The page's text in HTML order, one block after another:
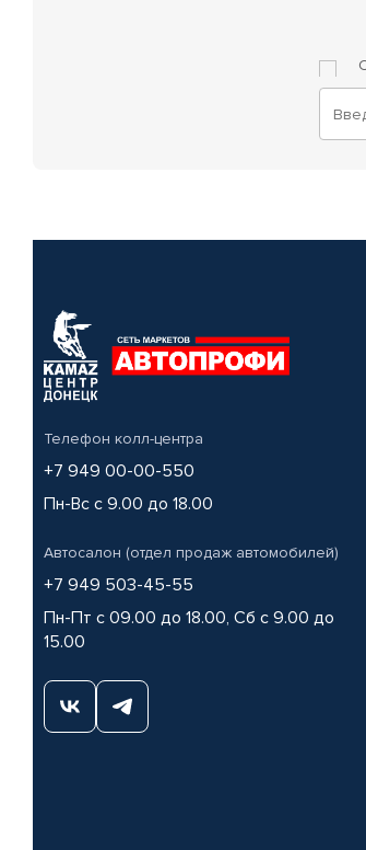
Телефон колл-центра
+7 949 00-00-550
Пн-Вс с 9.00 до 18.00
Автосалон (отдел продаж автомобилей)
+7 949 503-45-55
Пн-Пт с 09.00 до 18.00, Сб с 9.00 до
15.00